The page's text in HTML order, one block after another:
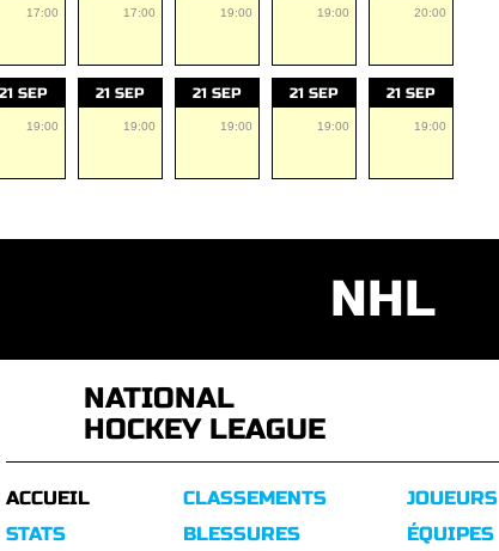
17:00 17:00 19:00 19:00 20:00
21 SEP
19:00
21 SEP
19:00
21 SEP
19:00
21 SEP
19:00
21 SEP
19:00
NHL
NATIONAL
HOCKEY LEAGUE
ACCUEIL
STATS
CLASSEMENTS
BLESSURES
JOUEURS
ÉQUIPES